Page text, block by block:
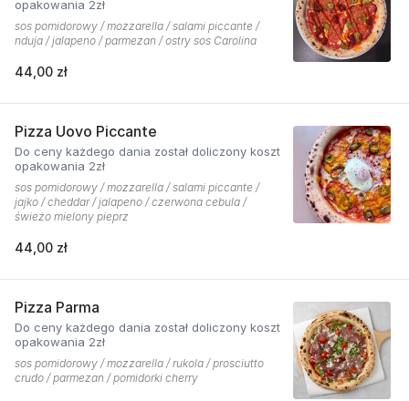
opakowania 2zł
sos pomidorowy / mozzarella / salami piccante /
nduja / jalapeno / parmezan / ostry sos Carolina
44,00 zł
Pizza Uovo Piccante
Do ceny każdego dania został doliczony koszt
opakowania 2zł
sos pomidorowy / mozzarella / salami piccante /
jajko / cheddar / jalapeno / czerwona cebula /
świeżo mielony pieprz
44,00 zł
Pizza Parma
Do ceny każdego dania został doliczony koszt
opakowania 2zł
sos pomidorowy / mozzarella / rukola / prosciutto
crudo / parmezan / pomidorki cherry